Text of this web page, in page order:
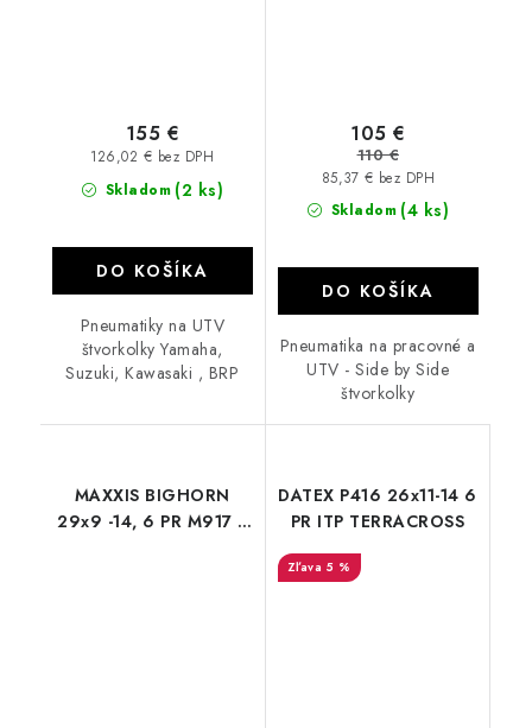
Skladom (2 ks)
126,02 € bez DPH
155 €
DO KOŠÍKA
Pneumatiky na UTV
štvorkolky Yamaha,
Suzuki, Kawasaki , BRP
Skladom (4 ks)
85,37 € bez DPH
105 €
110 €
DO KOŠÍKA
Pneumatika na pracovné a
UTV - Side by Side
štvorkolky
MAXXIS BIGHORN
29x9 -14, 6 PR M917 E
DATEX P416 26x11-14 6
PR ITP TERRACROSS
5 %